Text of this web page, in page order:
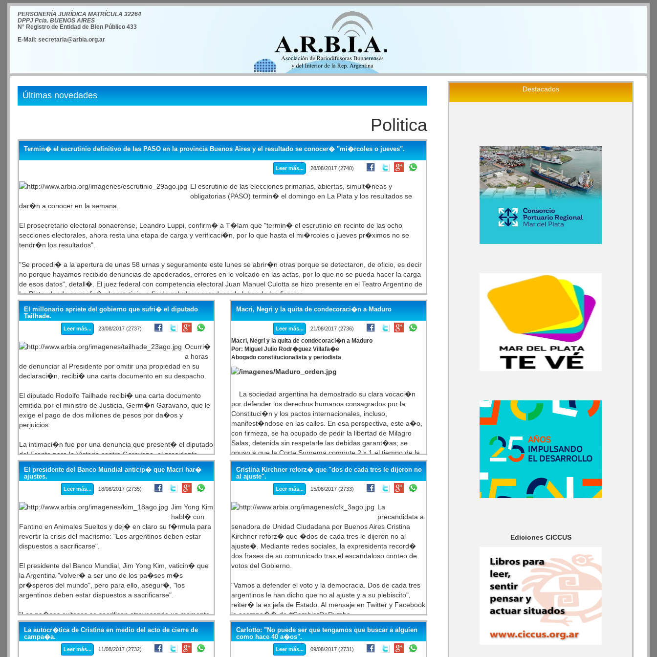
PERSONERÍA JURÍDICA MATRÍCULA 32264
DPPJ Pcia. BUENOS AIRES
N° Registro de Entidad de Bien Público 433
E-Mail: secretaria@arbia.org.ar
Últimas novedades
Politica
Termin� el escrutinio definitivo de las PASO en la provincia Buenos Aires y el resultado se conocer� "mi�rcoles o jueves".
Leer más... 28/08/2017 (2740)
El escrutinio de las elecciones primarias, abiertas, simult�neas y
obligatorias (PASO) termin� el domingo en La Plata y los resultados se
dar�n a conocer en la semana.
El prosecretario electoral bonaerense, Leandro Luppi, confirm� a T�lam que "termin� el escrutinio en recinto de las ocho
secciones electorales, ahora resta una etapa de carga y verificaci�n, por lo que hasta el mi�rcoles o jueves pr�ximos no se
tendr�n los resultados".
"Se procedi� a la apertura de unas 58 urnas y seguramente este lunes se abrir�n otras porque se detectaron, de oficio, es decir
no porque hayamos recibido denuncias de apoderados, errores en lo volcado en las actas, por lo que no se pueda hacer la carga
de esos datos", detall�. El juez federal con competencia electoral Juan Manuel Culotta se hizo presente en el Teatro Argentino de
La Plata, donde se realiz� el escrutinio, a fin de saludar y agradecer la labor de los fiscales.
El escrutinio definitivo comenz� el 16 de agosto, cuando unos 400 fiscales partidarios y empleados de la justicia comenzaron con
el escrutinio definitivo de la octava secci�n electoral.Los fiscales escrutaron un total de 35.589 urnas, a un promedio de 3 mil
mesas diarias, y las secciones que demandaron m�s d�as de trabajo fueron la primera y la tercera, las m�s populosas en
t�rminos de electores.
El millonario apriete del gobierno que sufri� el diputado
Tailhade.
Leer más... 23/08/2017 (2737)
Ocurri�
a horas
de denunciar al Presidente por omitir una propiedad en su
declaraci�n, recibi� una carta documento en su despacho.
El diputado Rodolfo Tailhade recibi� una carta documento
emitida por el ministro de Justicia, Germ�n Garavano, que le
exige el pago de dos millones de pesos por da�os y
perjuicios.
La intimaci�n fue por una denuncia que present� el diputado
del Frente para la Victoria contra Garavano, el presidente,
Mauricio Macri y la titular de la Oficina Anticorrupci�n, Laura
Alonso, para que se investiguen presuntos negociados que
mantuvieron con Odebrecht. Como la denuncia fue
desestimada, Garavano aprovech� la situaci�n para enviar
la carta documento contra Tailhade.
"Este apriete me lleg� tres horas despu�s de haber hecho
otra denuncia contra Macri", afirm� Tailhade a El Destape. El
diputado hab�a exigido ante la Justicia que se investigue al
Presidente por "omisi�n maliciosa" debido a que ocult� en
su declaraci�n jurada un terreno en Bella Vista valuado en
900 millones de pesos.
"Sigan participando. Vamos a seguir denunciando la
corrupci�n", afirm� Tailhade.
Macri, Negri y la quita de condecoraci�n a Maduro
Leer más... 21/08/2017 (2736)
Macri, Negri y la quita de condecoraci�n a Maduro
Por: Miguel Julio Rodr�guez Villafa�e
Abogado constitucionalista y periodista
La sociedad argentina ha demostrado su clara vocaci�n
por defender los derechos humanos consagrados por la
Constituci�n y los pactos internacionales, incluso,
manifest�ndose en las calles. En esa perspectiva, este a�o,
con firmeza, se ha ocupado de pedir la libertad de Milagro
Salas, detenida sin respetarle las debidas garant�as; se
opuso a que la Corte Suprema compute 2 x 1 el tiempo de la
detenci�n a los condenados por delitos de lesa humanidad;
ha reclamado la preservaci�n del medio ambiente y se ha
pronunciado en contra de los desmontes; ha reafirmado �ni
una menos� en contra de los femicidios; ha pedido saber el
paradero de Santiago Maldonado, que desapareci� en medio
de la represi�n de Gendarmer�a en la comunidad mapuche
Pu Lof en Cushamen, Chubut, el 1 de agosto; etc.
En ese contexto, sin haber demostrado demasiada
preocupaci�n por los derechos humanos que implican lo
antes reclamado por la sociedad, el presidente del bloque de
diputados del Interbloque de Cambiemos Mario Negri
present� una iniciativa para que se le quite al Presidente de
Orden del Libertador General San Mart�n, otorgado en el
a�o 2013.
El presidente del Banco Mundial anticip� que Macri har�
ajustes.
Leer más... 18/08/2017 (2735)
Jim Yong Kim
habl� con
Fantino en Animales Sueltos y dej� en claro su f�rmula para
revertir la crisis del macrismo: "Los argentinos deben estar
dispuestos a sacrificarse".
El presidente del Banco Mundial, Jim Yong Kim, vaticin� que
la Argentina "volver� a ser uno de los pa�ses m�s
pr�speros del mundo", pero para ello, asegur�, "los
argentinos deben estar dispuestos a sacrificarse".
"Los pa�ses exitosos se sacrifican atravesando un momento
dif�cil, para encaminarse a un proceso de crecimiento. Si los
argentinos est�n dispuestos a sacrificarse juntos, van a tener
prosperidad", evalu� el directivo.
Cristina Kirchner reforz� que "dos de cada tres le dijeron no
al ajuste".
Leer más... 15/08/2017 (2733)
La
precandidata a
senadora de Unidad Ciudadana por Buenos Aires Cristina
Kirchner reforz� que �dos de cada tres le dijeron no al
ajuste�. Mediante redes sociales, la expresidenta record�
dos frases de su comunicado tras el escandaloso conteo de
votos del Gobierno.
"Vamos a defender el voto y la democracia. Dos de cada tres
argentinos le han dicho que no al ajuste y a su plebiscito",
reiter� la ex jefa de Estado. Al mensaje en Twitter y Facebook
lo acompa�� de #CambiarDeRumbo.
Este fue un fragmento del comunicado abierto que redact� el
lunes por el bochorno del escrutinio, el que comenz�
posicionando a Esteban Bullrich con una amplia brecha a las
La autocr�tica de Cristina en medio del acto de cierre de
campa�a.
Leer más... 11/08/2017 (2732)
Carlotto: "No puede ser que tengamos que buscar a alguien
como hace 40 a�os".
Leer más... 09/08/2017 (2731)
Destacados
Ediciones CICCUS